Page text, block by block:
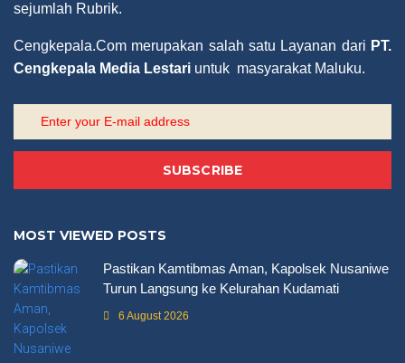
sejumlah Rubrik.
Cengkepala.Com merupakan salah satu Layanan dari PT.
Cengkepala Media Lestari untuk masyarakat Maluku.
SUBSCRIBE
MOST VIEWED POSTS
Pastikan Kamtibmas Aman, Kapolsek Nusaniwe
Turun Langsung ke Kelurahan Kudamati
6 August 2026